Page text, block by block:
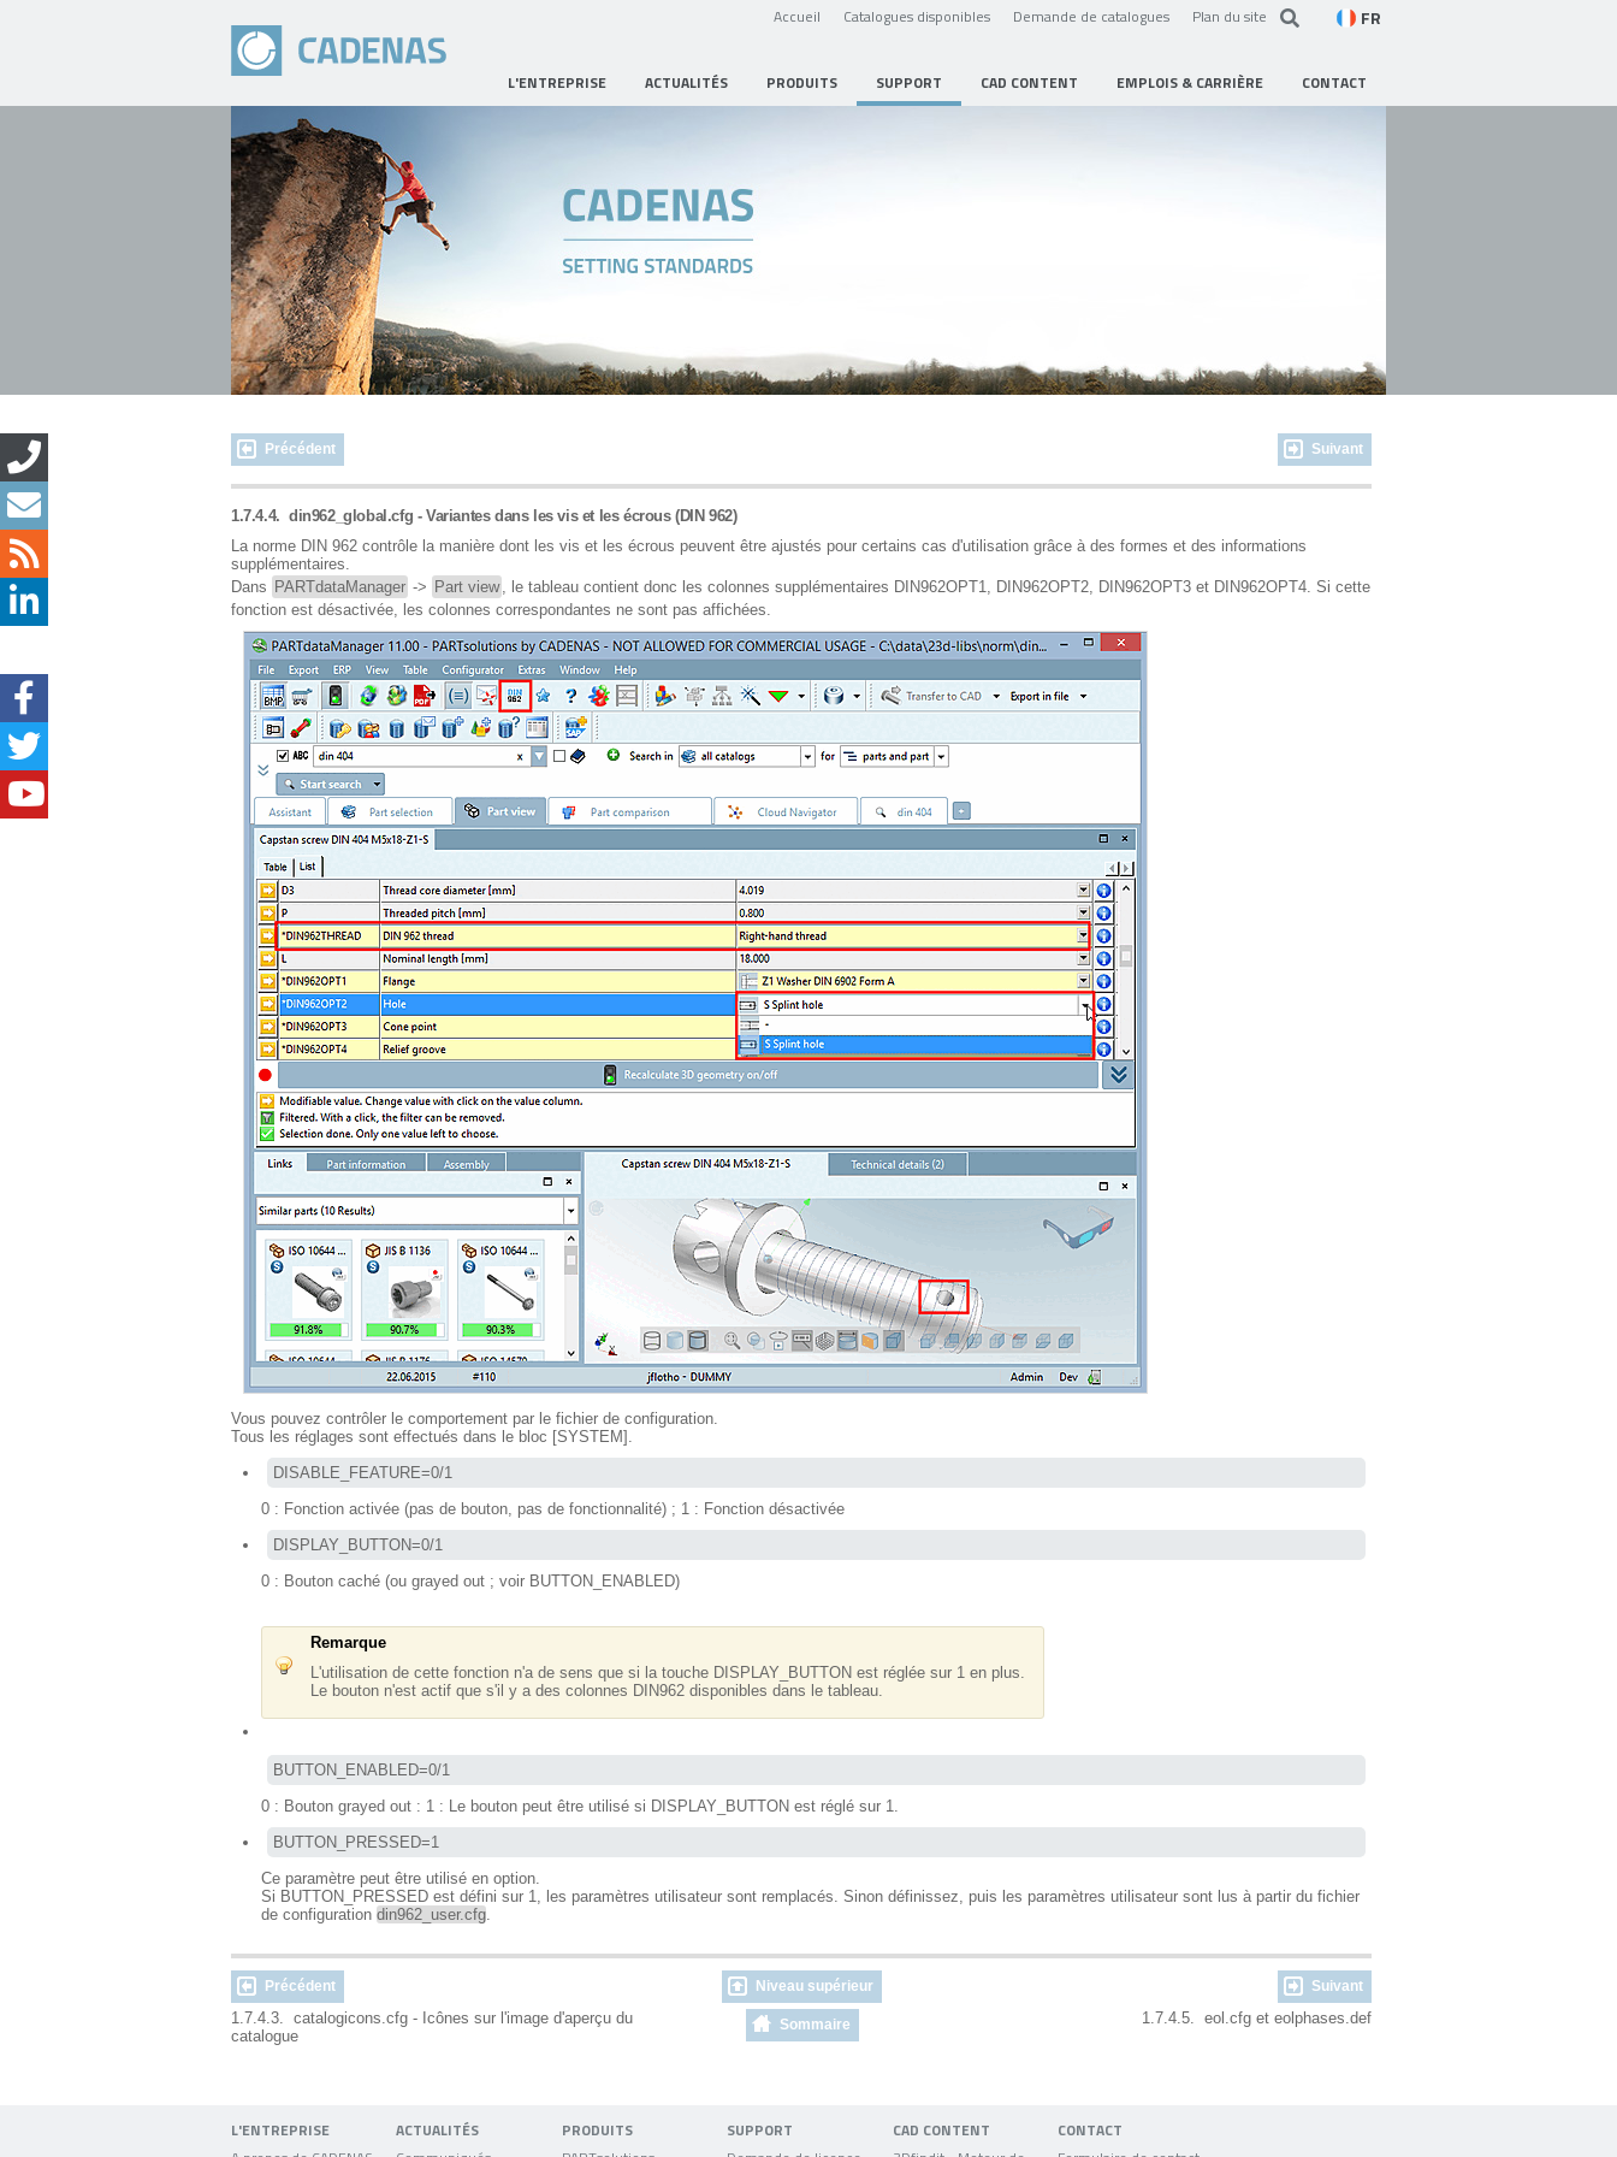
Accueil Catalogues disponibles Demande de catalogues Plan du site FR
L'ENTREPRISE ACTUALITÉS PRODUITS SUPPORT CAD CONTENT EMPLOIS & CARRIÈRE CONTACT
Précédent Suivant
1.7.4.4. din962_global.cfg - Variantes dans les vis et les écrous (DIN 962)
La norme DIN 962 contrôle la manière dont les vis et les écrous peuvent être ajustés pour certains cas d'utilisation grâce à des formes et des informations
supplémentaires.
Dans PARTdataManager -> Part view , le tableau contient donc les colonnes supplémentaires DIN962OPT1, DIN962OPT2, DIN962OPT3 et DIN962OPT4. Si cette
fonction est désactivée, les colonnes correspondantes ne sont pas affichées.
Vous pouvez contrôler le comportement par le fichier de configuration.
Tous les réglages sont effectués dans le bloc [SYSTEM].
DISABLE_FEATURE=0/1
0 : Fonction activée (pas de bouton, pas de fonctionnalité) ; 1 : Fonction désactivée
DISPLAY_BUTTON=0/1
0 : Bouton caché (ou grayed out ; voir BUTTON_ENABLED)
Remarque
L'utilisation de cette fonction n'a de sens que si la touche DISPLAY_BUTTON est réglée sur 1 en plus.
Le bouton n'est actif que s'il y a des colonnes DIN962 disponibles dans le tableau.
BUTTON_ENABLED=0/1
0 : Bouton grayed out : 1 : Le bouton peut être utilisé si DISPLAY_BUTTON est réglé sur 1.
BUTTON_PRESSED=1
Ce paramètre peut être utilisé en option.
Si BUTTON_PRESSED est défini sur 1, les paramètres utilisateur sont remplacés. Sinon définissez, puis les paramètres utilisateur sont lus à partir du fichier
de configuration din962_user.cfg.
Précédent Niveau supérieur Suivant
1.7.4.3. catalogicons.cfg - Icônes sur l'image d'aperçu du
catalogue
Sommaire 1.7.4.5. eol.cfg et eolphases.def
L'ENTREPRISE ACTUALITÉS PRODUITS SUPPORT CAD CONTENT CONTACT